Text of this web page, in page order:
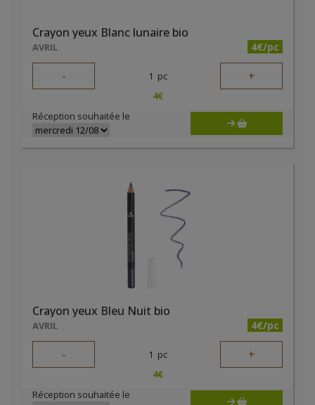
Crayon yeux Blanc lunaire bio
AVRIL 4€/pc
- 1 pc +
4€
Réception souhaitée le
Crayon yeux Bleu Nuit bio
AVRIL 4€/pc
- 1 pc +
4€
Réception souhaitée le